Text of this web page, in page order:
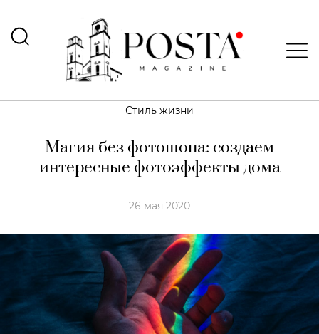
Стиль жизни
Магия без фотошопа: создаем
интересные фотоэффекты дома
26 мая 2020